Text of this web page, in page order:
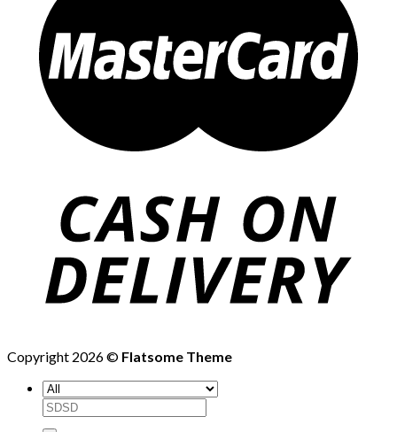
Copyright 2026 © Flatsome Theme
Search
for: